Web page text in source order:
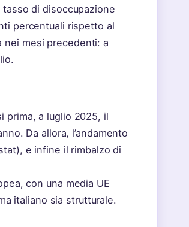
di disoccupazione
percentuali rispetto al
mesi precedenti: a
prima, a luglio 2025, il
Da allora, l’andamento
e infine il rimbalzo di
con una media UE
italiano sia strutturale.